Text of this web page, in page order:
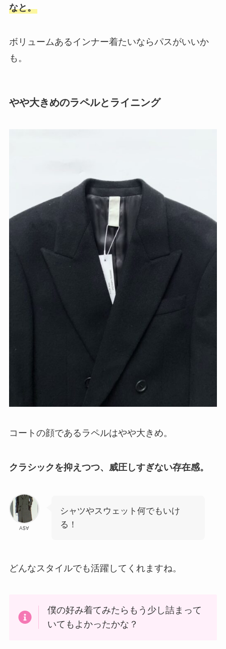
なと。
ボリュームあるインナー着たいならパスがいいか
も。
やや大きめのラペルとライニング
コートの顔であるラペルはやや大きめ。
クラシックを抑えつつ、威圧しすぎない存在感。
A$∀
シャツやスウェット何でもいけ
る！
どんなスタイルでも活躍してくれますね。
僕の好み着てみたらもう少し詰まって
いてもよかったかな？